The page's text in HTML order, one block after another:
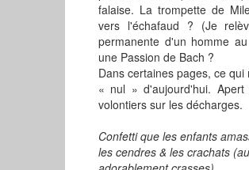
falaise. La trompette de
vers l'échafaud ? (Je
permanente d'un homme
une Passion de Bach ?
Dans certaines pages, ce
« nul » d'aujourd'hui.
volontiers sur les décharges.
Confetti que les enfants
les cendres & les crachats